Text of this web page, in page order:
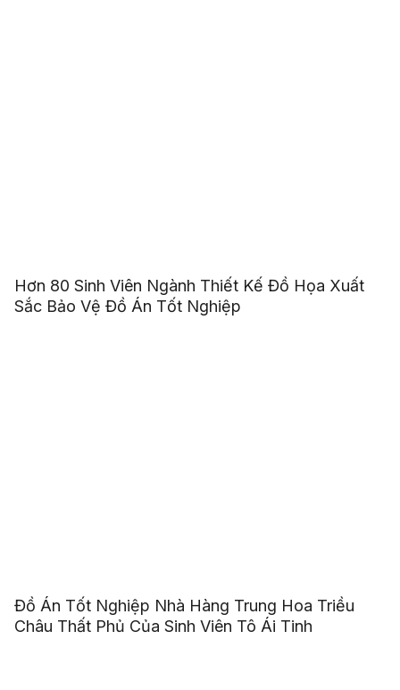
Hơn 80 Sinh Viên Ngành Thiết Kế Đồ Họa Xuất
Sắc Bảo Vệ Đồ Án Tốt Nghiệp
Đồ Án Tốt Nghiệp Nhà Hàng Trung Hoa Triều
Châu Thất Phủ Của Sinh Viên Tô Ái Tinh